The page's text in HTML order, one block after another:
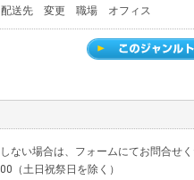
送先 変更 職場 オフィス
ない場合は、フォームにてお問合せ
（土日祝祭日を除く）